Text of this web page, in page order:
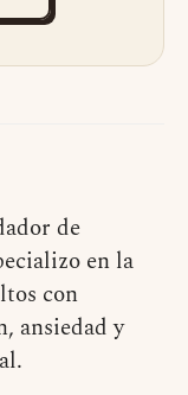
de
en la
con
ansiedad y